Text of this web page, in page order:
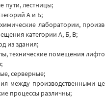
пути, лестницы;
А и Б;
лаборатории,
категории А, Б, В;
из здания;
технические помещения
серверные;
между производственными
процессы различны;